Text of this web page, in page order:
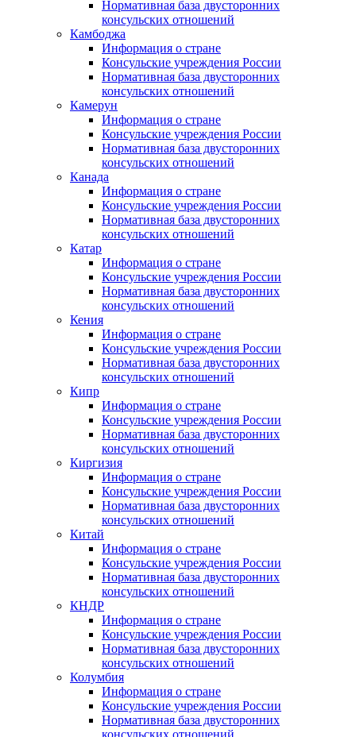
Нормативная база двусторонних
консульских отношений
Камбоджа
Информация о стране
Консульские учреждения России
Нормативная база двусторонних
консульских отношений
Камерун
Информация о стране
Консульские учреждения России
Нормативная база двусторонних
консульских отношений
Канада
Информация о стране
Консульские учреждения России
Нормативная база двусторонних
консульских отношений
Катар
Информация о стране
Консульские учреждения России
Нормативная база двусторонних
консульских отношений
Кения
Информация о стране
Консульские учреждения России
Нормативная база двусторонних
консульских отношений
Кипр
Информация о стране
Консульские учреждения России
Нормативная база двусторонних
консульских отношений
Киргизия
Информация о стране
Консульские учреждения России
Нормативная база двусторонних
консульских отношений
Китай
Информация о стране
Консульские учреждения России
Нормативная база двусторонних
консульских отношений
КНДР
Информация о стране
Консульские учреждения России
Нормативная база двусторонних
консульских отношений
Колумбия
Информация о стране
Консульские учреждения России
Нормативная база двусторонних
консульских отношений